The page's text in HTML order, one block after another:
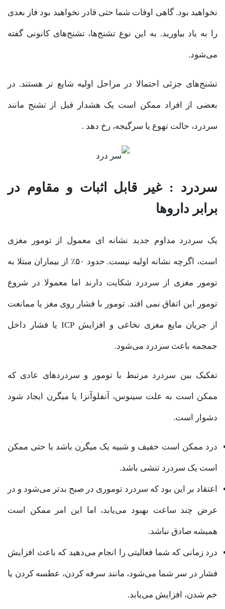
نخواهید بود. گاهی اوقات شما حتی قادر نخواهید بود فاز بعدی
را به یاد بیاورید. به این نوع تشنج‌ها، تشنج‌های کانونی گفته
می‌شود.
تشنج‌های جزئی احتمالا در مراحل اولیه شایع تر هستند. در
بعضی از افراد ممکن است یک هشدار قبل از تشنج مانند
سردرد، حالت تهوع یا سرگیجه، رخ دهد .
سردرد : غیر قابل اثبات و مقاوم در
برابر داروها
یک سردرد مداوم جدید نشانه ای معمول از تومور مغزی
است، اگرچه نشانه اولیه نیست. حدود ۵۰٪ از بیماران مبتلا به
تومور مغزی از سردرد شکایت دارند اما معمولا در شروع
تومور این اتفاق نمی افتد. تومور با فشار روی مغز یا ممانعت
از جریان مایع مغزی نخاعی و افزایش ICP یا فشار داخل
جمجمه باعث سردرد می‌شود.
تفکیک بین سردرد مرتبط با تومور و سردرد‌های عادی که
ممکن است به علت سینوس، آنفلوآنزا یا میگرن ایجاد شود
دشوار است.
درد ممکن است خفیف و شبیه یک میگرن باشد یا حتی ممکن
است یک سردرد تنشی باشد.
اعتقاد بر این بود که سردرد توموری در صبح بدتر می‌شود و در
عرض چند ساعت بهبود می‌یابد، اما این امر ممکن است
همیشه صادق نباشد.
درد زمانی که شما فعالیتی را انجام می‌دهید که باعث افزایش
فشار در سر شما می‌شود، مانند سرفه کردن، عطسه کردن یا
خم شدن، افزایش می‌یابد.